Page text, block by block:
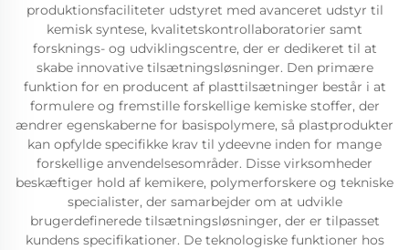
produktionsfaciliteter udstyret med avanceret udstyr til
kemisk syntese, kvalitetskontrollaboratorier samt
forsknings- og udviklingscentre, der er dedikeret til at
skabe innovative tilsætningsløsninger. Den primære
funktion for en producent af plasttilsætninger består i at
formulere og fremstille forskellige kemiske stoffer, der
ændrer egenskaberne for basispolymere, så plastprodukter
kan opfylde specifikke krav til ydeevne inden for mange
forskellige anvendelsesområder. Disse virksomheder
beskæftiger hold af kemikere, polymerforskere og tekniske
specialister, der samarbejder om at udvikle
brugerdefinerede tilsætningsløsninger, der er tilpasset
kundens specifikationer. De teknologiske funktioner hos